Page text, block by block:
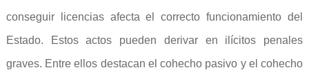
conseguir licencias afecta el correcto funcionamiento del
Estado. Estos actos pueden derivar en ilícitos penales
graves. Entre ellos destacan el cohecho pasivo y el cohecho